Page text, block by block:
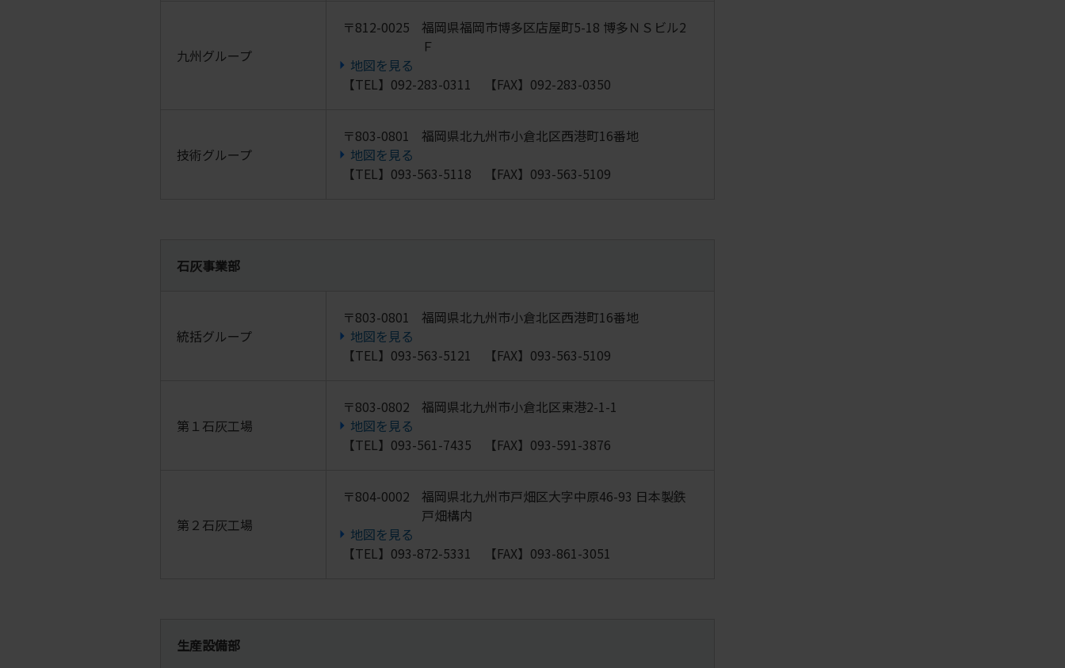
九州グループ
〒812-0025
福岡県福岡市博多区店屋町5-18 博多ＮＳビル2
Ｆ
地図を見る
【TEL】092-283-0311 【FAX】092-283-0350
技術グループ
〒803-0801
福岡県北九州市小倉北区西港町16番地
地図を見る
【TEL】093-563-5118 【FAX】093-563-5109
石灰事業部
統括グループ
〒803-0801
福岡県北九州市小倉北区西港町16番地
地図を見る
【TEL】093-563-5121 【FAX】093-563-5109
第１石灰工場
〒803-0802
福岡県北九州市小倉北区東港2-1-1
地図を見る
【TEL】093-561-7435 【FAX】093-591-3876
第２石灰工場
〒804-0002
福岡県北九州市戸畑区大字中原46-93 日本製鉄
戸畑構内
地図を見る
【TEL】093-872-5331 【FAX】093-861-3051
生産設備部